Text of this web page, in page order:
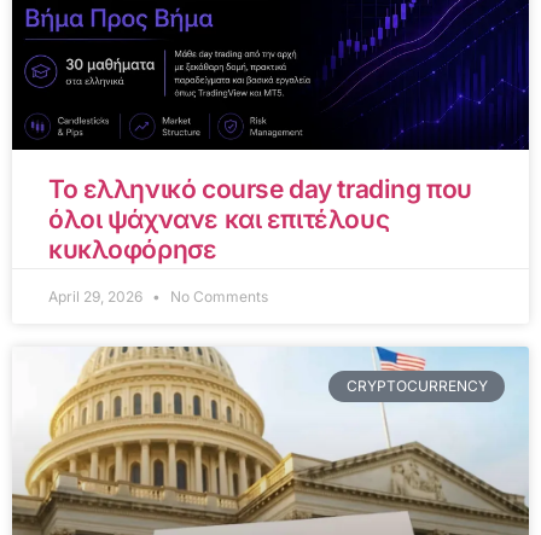
Το ελληνικό course day trading που
όλοι ψάχνανε και επιτέλους
κυκλοφόρησε
April 29, 2026 No Comments
CRYPTOCURRENCY